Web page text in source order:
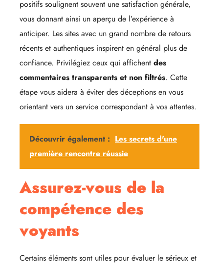
positifs soulignent souvent une satisfaction générale,
vous donnant ainsi un aperçu de l’expérience à
anticiper. Les sites avec un grand nombre de retours
récents et authentiques inspirent en général plus de
confiance. Privilégiez ceux qui affichent des
commentaires transparents et non filtrés. Cette
étape vous aidera à éviter des déceptions en vous
orientant vers un service correspondant à vos attentes.
Découvrir également : Les secrets d'une
première rencontre réussie
Assurez-vous de la
compétence des
voyants
Certains éléments sont utiles pour évaluer le sérieux et